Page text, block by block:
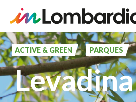
Pasar
al
contenido
principal
ACTIVE & GREEN PARQUES
Levadina